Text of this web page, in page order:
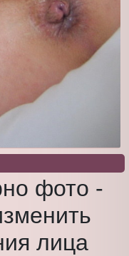
фото -
лица